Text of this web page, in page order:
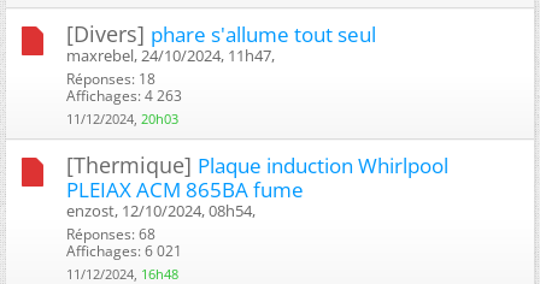
[Divers] phare s'allume tout seul
maxrebel, 24/10/2024, 11h47, ‎
Réponses: 18
Affichages: 4 263
11/12/2024, 20h03
[Thermique] Plaque induction Whirlpool
PLEIAX ACM 865BA fume
enzost, 12/10/2024, 08h54, ‎
Réponses: 68
Affichages: 6 021
11/12/2024, 16h48